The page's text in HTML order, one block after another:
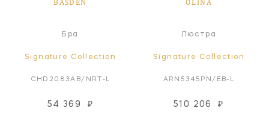
BASDEN
Бра
Signature Collection
CHD2083AB/NRT-L
54 369 ₽
OLINA
Люстра
Signature Collection
ARN5345PN/EB-L
510 206 ₽